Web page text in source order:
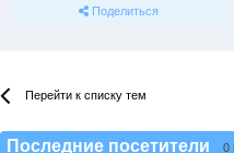
Поделиться
Перейти к списку тем
Последние посетители 0